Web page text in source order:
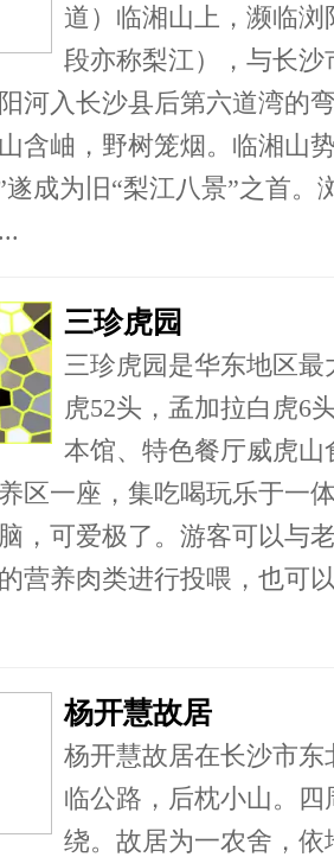
道）临湘山上，濒临浏
段亦称梨江），与长
河入长沙县后第六道湾的
含岫，野树笼烟。临湘山
遂成为旧“梨江八景”之首
三珍虎园
三珍虎园是华东地区
虎52头，孟加拉白虎6
本馆、特色餐厅威虎
区一座，集吃喝玩乐于一
，可爱极了。游客可以与
营养肉类进行投喂，也可
杨开慧故居
杨开慧故居在长沙市
临公路，后枕小山。
绕。故居为一农舍，